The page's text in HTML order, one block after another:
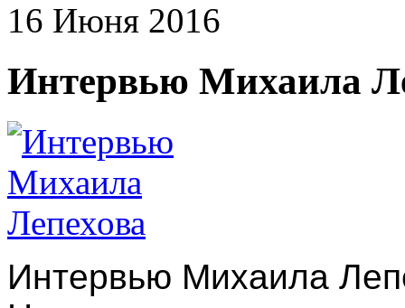
16 Июня 2016
Интервью Михаила
Интервью Михаила